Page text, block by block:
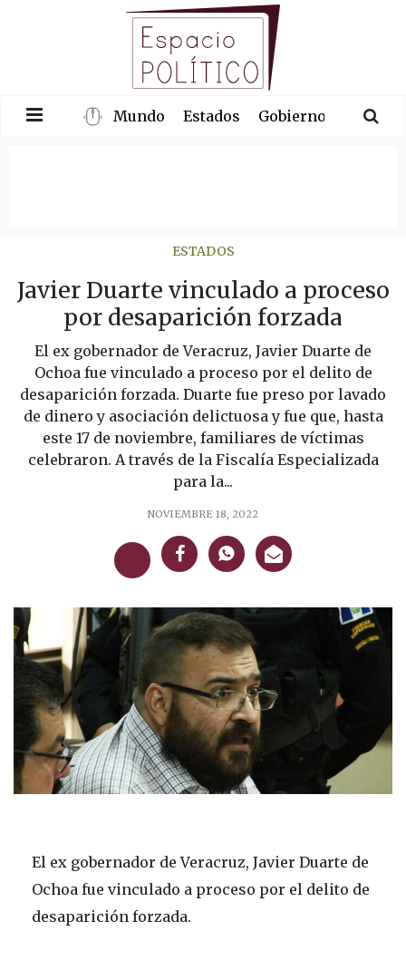
Mundo Estados Gobierno
ESTADOS
Javier Duarte vinculado a proceso
por desaparición forzada
El ex gobernador de Veracruz, Javier Duarte de
Ochoa fue vinculado a proceso por el delito de
desaparición forzada. Duarte fue preso por lavado
de dinero y asociación delictuosa y fue que, hasta
este 17 de noviembre, familiares de víctimas
celebraron. A través de la Fiscalía Especializada
para la...
NOVIEMBRE 18, 2022
El ex gobernador de Veracruz, Javier Duarte de
Ochoa fue vinculado a proceso por el delito de
desaparición forzada.